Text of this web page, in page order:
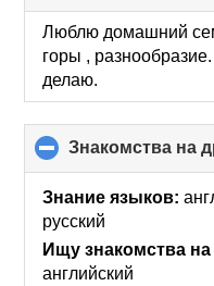
to
collapse
contents
Люблю домашний
горы ,
делаю.
Знакомства на
Знание языков:
русский
Ищу знакомства
английский